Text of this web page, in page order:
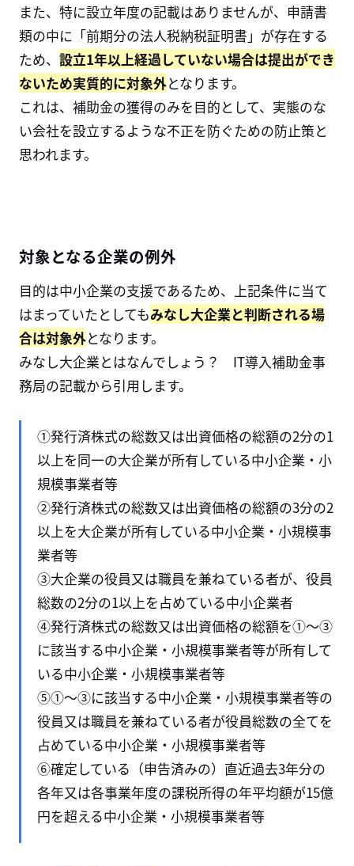
また、特に設立年度の記載はありませんが、申請書
類の中に「前期分の法人税納税証明書」が存在する
ため、 設立1年以上経過していない場合は提出ができ
ないため実質的に対象外となります。
これは、補助金の獲得のみを目的として、実態のな
い会社を設立するような不正を防ぐための防止策と
思われます。
対象となる企業の例外
目的は中小企業の支援であるため、上記条件に当て
はまっていたとしてもみなし大企業と判断される場
合は対象外となります。
みなし大企業とはなんでしょう？ IT導入補助金事
務局の記載から引用します。
①発行済株式の総数又は出資価格の総額の2分の1
以上を同一の大企業が所有している中小企業・小
規模事業者等
②発行済株式の総数又は出資価格の総額の3分の2
以上を大企業が所有している中小企業・小規模事
業者等
③大企業の役員又は職員を兼ねている者が、役員
総数の2分の1以上を占めている中小企業者
④発行済株式の総数又は出資価格の総額を①～③
に該当する中小企業・小規模事業者等が所有して
いる中小企業・小規模事業者等
⑤①～③に該当する中小企業・小規模事業者等の
役員又は職員を兼ねている者が役員総数の全てを
占めている中小企業・小規模事業者等
⑥確定している（申告済みの）直近過去3年分の
各年又は各事業年度の課税所得の年平均額が15億
円を超える中小企業・小規模事業者等